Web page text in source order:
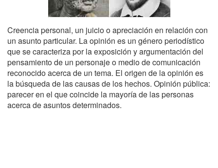
Creencia personal, un juicio o apreciación en relación con
un asunto particular. La opinión es un género periodístico
que se caracteriza por la exposición y argumentación del
pensamiento de un personaje o medio de comunicación
reconocido acerca de un tema. El origen de la opinión es
la búsqueda de las causas de los hechos. Opinión pública:
parecer en el que coincide la mayoría de las personas
acerca de asuntos determinados.